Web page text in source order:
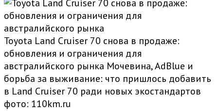
Toyota Land Cruiser 70 снова в продаже:
обновления и ограничения для
австралийского рынка Мочевина, AdBlue и
борьба за выживание: что пришлось добавить
в Land Cruiser 70 ради новых экостандартов
фото: 110km.ru